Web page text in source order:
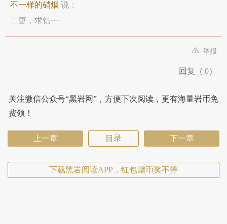
不一样的硝烟 说：
二更，求钻~~
举报
回复（ 0）
关注微信公众号“黑岩网”，方便下次阅读，更有海量岩币免
费领！
上一章 目录 下一章
下载黑岩阅读APP，红包赠币奖不停